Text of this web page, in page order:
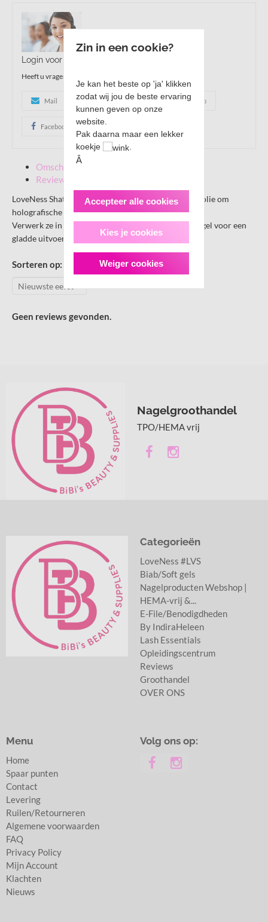
Login voor prijzen en bestellen
Heeft u vragen?
Mail (+31)(0)85 303 52 62 Whatsapp
Facebook
Omschrijving
Reviews
LoveNess Shattered Glass Foil is de beste kwaliteit folie om
holografische diepte te creëren.
Verwerk ze in je acryl- of gel nagel onder een laagje gel voor een
gladde uitvoering.
Sorteren op:
Geen reviews gevonden.
Nagelgroothandel
TPO/HEMA vrij
Categorieën
LoveNess #LVS
Biab/Soft gels
Nagelproducten Webshop |
HEMA-vrij &...
E-File/Benodigdheden
By IndiraHeleen
Lash Essentials
Opleidingscentrum
Reviews
Groothandel
OVER ONS
Menu
Home
Spaar punten
Contact
Levering
Ruilen/Retourneren
Algemene voorwaarden
FAQ
Privacy Policy
Mijn Account
Klachten
Nieuws
Volg ons op:
Zin in een cookie?
Je kan het beste op 'ja' klikken
zodat wij jou de beste ervaring
kunnen geven op onze
website.
Pak daarna maar een lekker
koekje
.
Â
Accepteer alle cookies
Kies je cookies
Weiger cookies